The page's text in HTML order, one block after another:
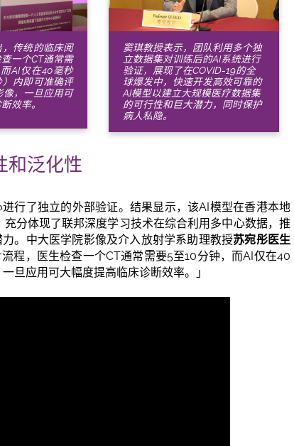
传统的临床阅
一个CT通常需
AI仅在40毫秒
）内即可准确评
像，一旦应用可
效率。
窦琪教授表示，团队利用多个独
立数据集对训练后的AI系统进行
验证，展现了在COVID-19的全
球爆发中，快速开发高效可靠的
AI模型以建立大规模医疗数据集
的可行性和巨大潜力，同时保护
病人私隐。
和泛化性
行了独立的外部验证。结果显示，该AI模型在香港本地
分体现了联邦深度学习技术在综合利用多中心数据，推
。中大医学院影像及介入放射学系助理教授苏宛彤医生
程，医生检查一个CT通常需要5至10分钟，而AI仅在40
旦应用可大幅度提高临床诊断效率。」